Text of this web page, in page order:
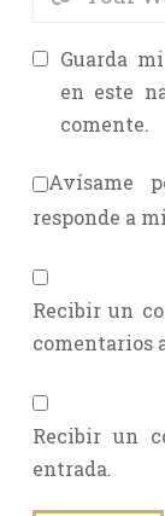
Guarda
en este
comente.
Avísame
responde a
Recibir un
comentarios
Recibir un
entrada.